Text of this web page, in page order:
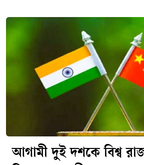
আগামী দুই দশকে বিশ্ব